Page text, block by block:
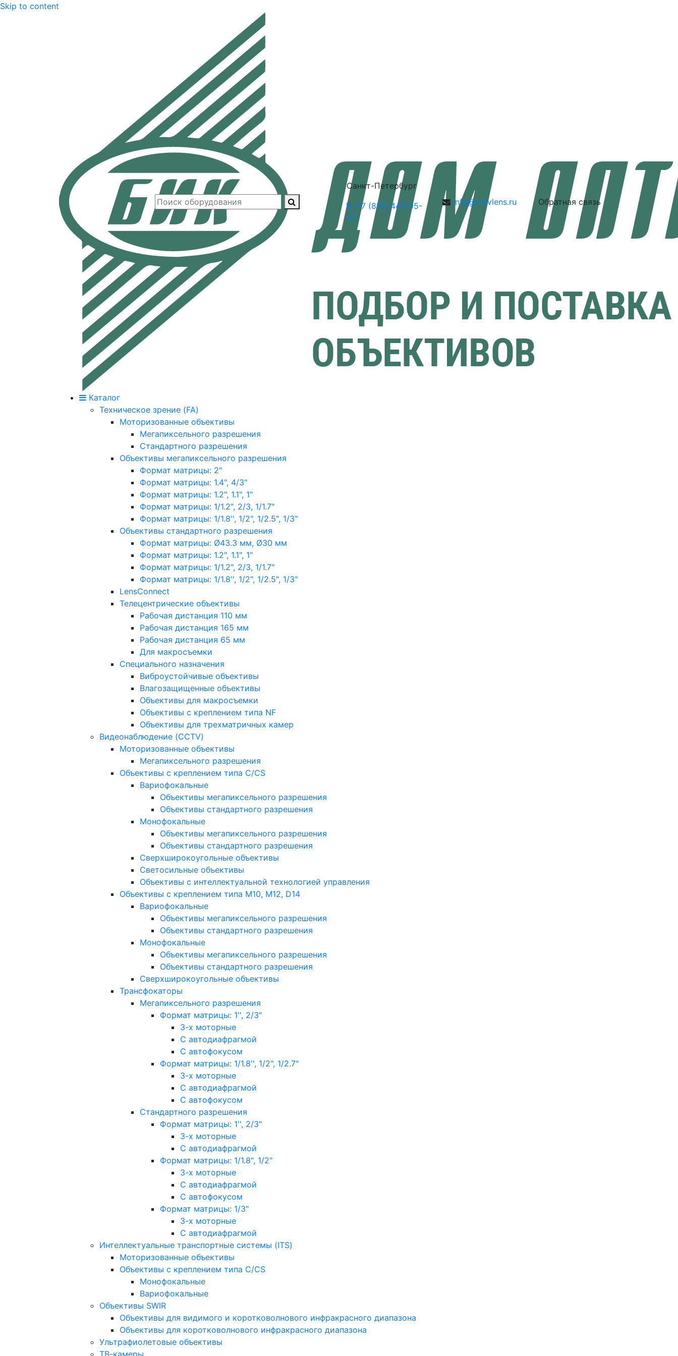
Skip to content
Санкт-Петербург
+7 (812) 447-95-
55
info@cctvlens.ru Обратная связь
Каталог
Техническое зрение (FA)
Моторизованные объективы
Мегапиксельного разрешения
Стандартного разрешения
Объективы мегапиксельного разрешения
Формат матрицы: 2"
Формат матрицы: 1.4", 4/3"
Формат матрицы: 1.2", 1.1", 1"
Формат матрицы: 1/1.2", 2/3, 1/1.7"
Формат матрицы: 1/1.8'', 1/2", 1/2.5", 1/3"
Объективы стандартного разрешения
Формат матрицы: Ø43.3 мм, Ø30 мм
Формат матрицы: 1.2", 1.1", 1"
Формат матрицы: 1/1.2", 2/3, 1/1.7"
Формат матрицы: 1/1.8'', 1/2", 1/2.5", 1/3"
LensConnect
Телецентрические объективы
Рабочая дистанция 110 мм
Рабочая дистанция 165 мм
Рабочая дистанция 65 мм
Для макросъемки
Специального назначения
Виброустойчивые объективы
Влагозащищенные объективы
Объективы для макросъемки
Объективы с креплением типа NF
Объективы для трехматричных камер
Видеонаблюдение (CCTV)
Моторизованные объективы
Мегапиксельного разрешения
Объективы с креплением типа C/CS
Вариофокальные
Объективы мегапиксельного разрешения
Объективы стандартного разрешения
Монофокальные
Объективы мегапиксельного разрешения
Объективы стандартного разрешения
Сверхширокоугольные объективы
Светосильные объективы
Объективы с интеллектуальной технологией управления
Объективы с креплением типа M10, M12, D14
Вариофокальные
Объективы мегапиксельного разрешения
Объективы стандартного разрешения
Монофокальные
Объективы мегапиксельного разрешения
Объективы стандартного разрешения
Сверхширокоугольные объективы
Трансфокаторы
Мегапиксельного разрешения
Формат матрицы: 1'', 2/3"
3-х моторные
С автодиафрагмой
С автофокусом
Формат матрицы: 1/1.8'', 1/2", 1/2.7"
3-х моторные
С автодиафрагмой
С автофокусом
Стандартного разрешения
Формат матрицы: 1'', 2/3"
3-х моторные
С автодиафрагмой
Формат матрицы: 1/1.8", 1/2"
3-х моторные
С автодиафрагмой
С автофокусом
Формат матрицы: 1/3"
3-х моторные
С автодиафрагмой
Интеллектуальные транспортные системы (ITS)
Моторизованные объективы
Объективы с креплением типа C/CS
Монофокальные
Вариофокальные
Объективы SWIR
Объективы для видимого и коротковолнового инфракрасного диапазона
Объективы для коротковолнового инфракрасного диапазона
Ультрафиолетовые объективы
ТВ-камеры